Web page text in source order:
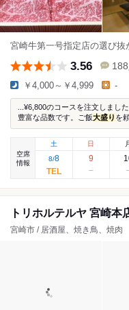
宮崎牛第一号指定店の選び抜
3.56 188
￥4,000～￥4,999 -
...¥6,800のコースを注文しまし
豊富な品数です。ご飯大盛り を
空席
情報
土
8/8
日
9
月
トリホルテルヤ 宮崎本
宮崎市 / 居酒屋、焼き鳥、焼肉